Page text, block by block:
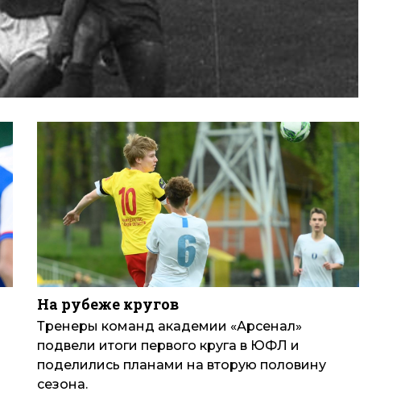
На рубеже кругов
Тренеры команд академии «Арсенал»
подвели итоги первого круга в ЮФЛ и
поделились планами на вторую половину
сезона.